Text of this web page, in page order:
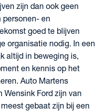
zijn dan ook geen
personen- en
goed te blijven
organisatie nodig. In een
altijd in beweging is,
en kennis op het
Auto Martens
Wensink Ford zijn van
gebaat zijn bij een